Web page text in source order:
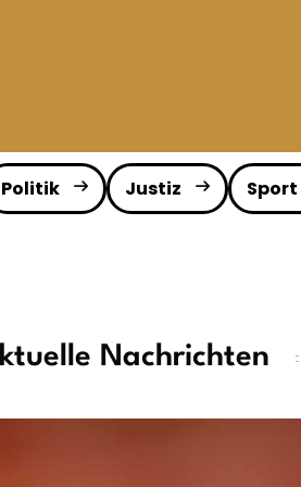
Politik Justiz Sport
Nachrichten